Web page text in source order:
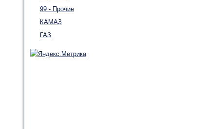
99 - Прочие
КАМАЗ
ГАЗ